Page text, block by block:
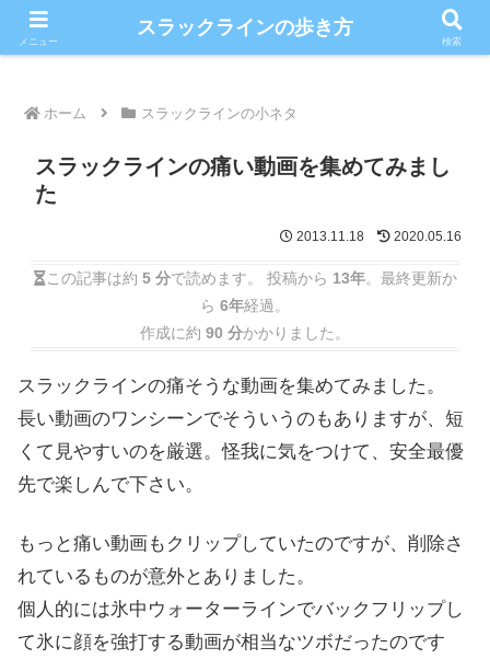
こだわりのスラックライン情報満載ブログ
ホーム スラックラインの小ネタ
スラックラインの痛い動画を集めてみまし
た
2013.11.18 2020.05.16
この記事は約 5 分で読めます。 投稿から 13年。最終更新か
ら 6年経過。
作成に約 90 分かかりました。
スラックラインの痛そうな動画を集めてみました。
長い動画のワンシーンでそういうのもありますが、短
くて見やすいのを厳選。怪我に気をつけて、安全最優
先で楽しんで下さい。
もっと痛い動画もクリップしていたのですが、削除さ
れているものが意外とありました。
個人的には氷中ウォーターラインでバックフリップし
て氷に顔を強打する動画が相当なツボだったのです
メニュー
スラックラインの歩き方
検索